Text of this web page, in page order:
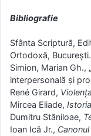
Bibliografie
Sfânta Scriptură,
Ortodoxă, București.
Simion, Marian Gh.,
interpersonală și
René Girard,
Mircea Eliade,
Dumitru Stăniloae,
Ioan Ică Jr.,